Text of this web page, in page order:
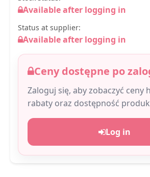
Available after logging in
Status at supplier:
Available after logging in
Ceny dostępne po
Zaloguj się, aby zobaczyć ceny
rabaty oraz dostępność
Log in